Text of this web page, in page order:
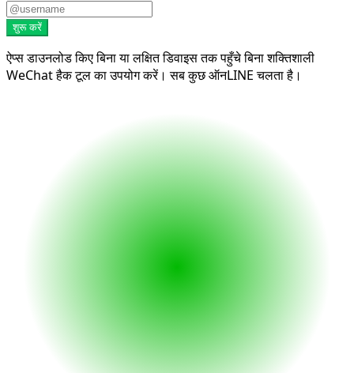
शुरू करें
ऐप्स डाउनलोड किए बिना या लक्षित डिवाइस तक पहुँचे बिना शक्तिशाली
WeChat हैक टूल का उपयोग करें। सब कुछ ऑनLINE चलता है।